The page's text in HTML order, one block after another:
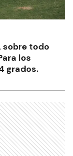
sobre todo
los
grados.